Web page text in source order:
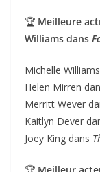
🏆 Meilleure
Williams dans
Michelle
Helen Mirren
Merritt Wever
Kaitlyn Dever
Joey King dans